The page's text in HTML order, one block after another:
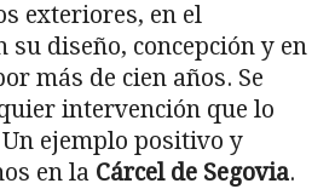
exteriores, en el
su diseño, concepción y en
más de cien años. Se
intervención que lo
ejemplo positivo y
en la Cárcel de Segovia.